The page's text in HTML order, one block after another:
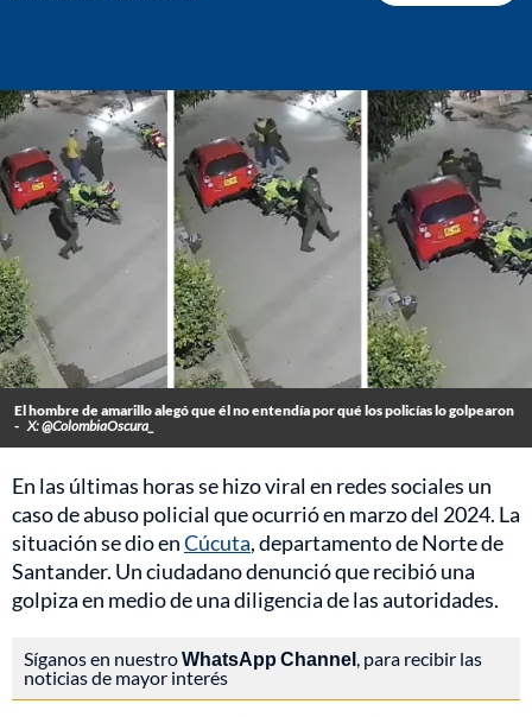
El hombre de amarillo alegó que él no entendía por qué los policías lo golpearon
- X: @ColombiaOscura_
En las últimas horas se hizo viral en redes sociales un
caso de abuso policial que ocurrió en marzo del 2024. La
situación se dio enCúcuta, departamento de Norte de
Santander. Un ciudadano denunció que recibió una
golpiza en medio de una diligencia de las autoridades.
Síganos en nuestroWhatsApp Channel, para recibir las
noticias de mayor interés